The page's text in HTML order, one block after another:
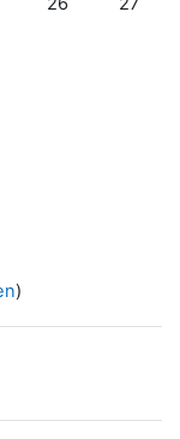
30. Juli
Donnerstag, 31.
)